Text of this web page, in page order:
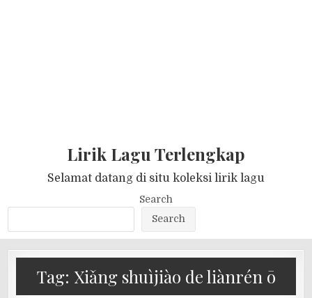
Lirik Lagu Terlengkap
Selamat datang di situ koleksi lirik lagu
Search
Search
Tag: Xiǎng shuìjiào de liànrén ō